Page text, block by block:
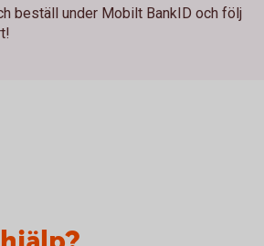
beställ under Mobilt BankID och följ